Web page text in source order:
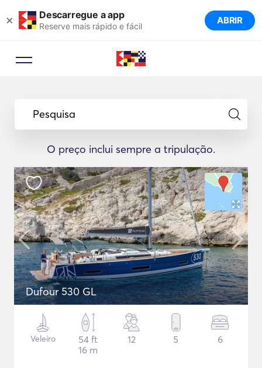
× Descarregue a app
Reserve mais rápido e fácil ABRIR
Pesquisa
O preço inclui sempre a tripulação.
Dufour 530 GL
Veleiro
54 ft
16 m
12 5 6